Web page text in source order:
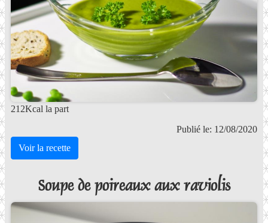
212Kcal la part
Publié le: 12/08/2020
Voir la recette
Soupe de poireaux aux raviolis